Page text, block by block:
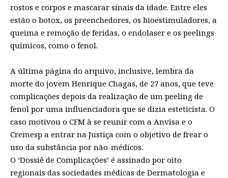
rostos e corpos e mascarar sinais da idade. Entre eles
estão o botox, os preenchedores, os bioestimuladores, a
queima e remoção de feridas, o endolaser e os peelings
químicos, como o fenol.
A última página do arquivo, inclusive, lembra da
morte do jovem Henrique Chagas, de 27 anos, que teve
complicações depois da realização de um peeling de
fenol por uma influenciadora que se dizia esteticista. O
caso motivou o CFM à se reunir com a Anvisa e o
Cremesp a entrar na Justiça com o objetivo de frear o
uso da substância por não-médicos.
O ‘Dossiê de Complicações’ é assinado por oito
regionais das sociedades médicas de Dermatologia e